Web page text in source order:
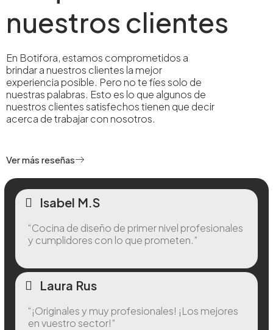
nuestros clientes
En Botifora, estamos comprometidos a
brindar a nuestros clientes la mejor
experiencia posible. Pero no te fíes solo de
nuestras palabras. Esto es lo que algunos de
nuestros clientes satisfechos tienen que decir
acerca de trabajar con nosotros.
Ver más reseñas
Isabel M.S
“Cocina de diseño de primer nivel profesionales
y cumplidores con lo que prometen.”
Laura Rus
“¡Originales y muy profesionales! ¡Los mejores
en vuestro sector!”